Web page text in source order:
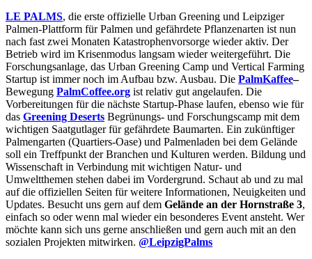
LE PALMS, die erste offizielle Urban Greening und Leipziger
Palmen-Plattform für Palmen und gefährdete Pflanzenarten ist nun
nach fast zwei Monaten Katastrophenvorsorge wieder aktiv. Der
Betrieb wird im Krisenmodus langsam wieder weitergeführt. Die
Forschungsanlage, das Urban Greening Camp und Vertical Farming
Startup ist immer noch im Aufbau bzw. Ausbau. Die PalmKaffee–
Bewegung PalmCoffee.org ist relativ gut angelaufen. Die
Vorbereitungen für die nächste Startup-Phase laufen, ebenso wie für
das Greening Deserts Begrünungs- und Forschungscamp mit dem
wichtigen Saatgutlager für gefährdete Baumarten. Ein zukünftiger
Palmengarten (Quartiers-Oase) und Palmenladen bei dem Gelände
soll ein Treffpunkt der Branchen und Kulturen werden. Bildung und
Wissenschaft in Verbindung mit wichtigen Natur- und
Umweltthemen stehen dabei im Vordergrund. Schaut ab und zu mal
auf die offiziellen Seiten für weitere Informationen, Neuigkeiten und
Updates. Besucht uns gern auf dem Gelände an der Hornstraße 3,
einfach so oder wenn mal wieder ein besonderes Event ansteht. Wer
möchte kann sich uns gerne anschließen und gern auch mit an den
sozialen Projekten mitwirken. @LeipzigPalms